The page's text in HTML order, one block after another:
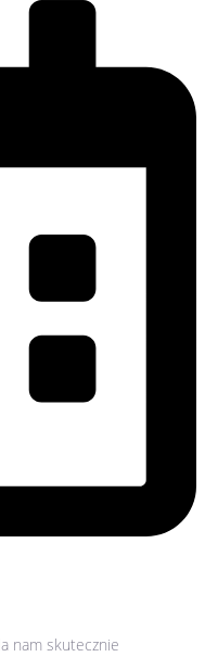
nam skutecznie